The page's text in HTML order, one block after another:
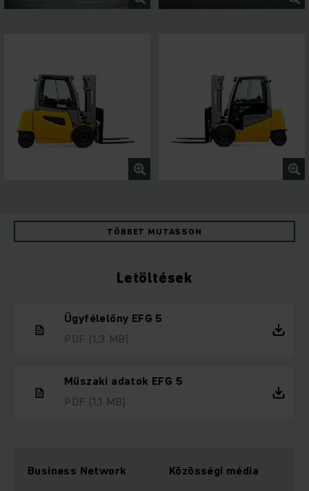
TÖBBET MUTASSON
Letöltések
Ügyfélelőny EFG 5
PDF (1,3 MB)
Műszaki adatok EFG 5
PDF (1,1 MB)
Business Network Közösségi média